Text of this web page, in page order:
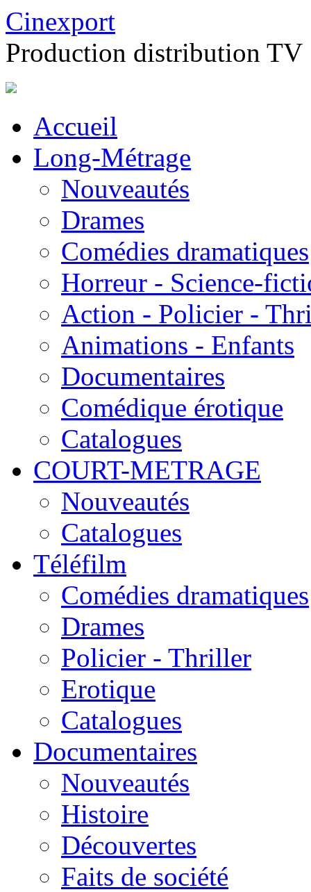
Cinexport
Production distribution TV
Accueil
Long-Métrage
Nouveautés
Drames
Comédies dramatiques
Horreur - Science-
Action - Policier -
Animations - Enfants
Documentaires
Comédique érotique
Catalogues
COURT-METRAGE
Nouveautés
Catalogues
Téléfilm
Comédies dramatiques
Drames
Policier - Thriller
Erotique
Catalogues
Documentaires
Nouveautés
Histoire
Découvertes
Faits de société